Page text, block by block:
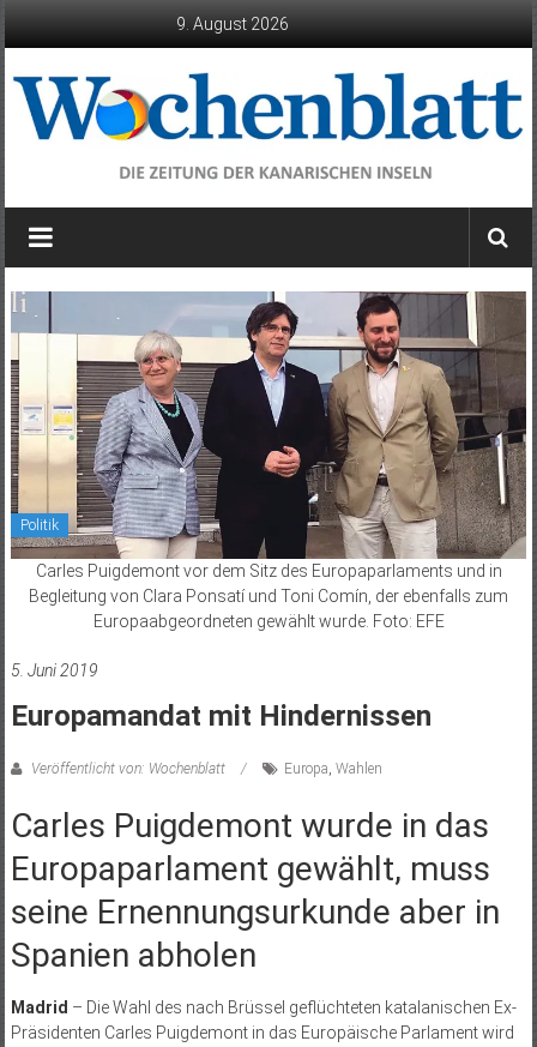
9. August 2026
Wochenblatt
die
der
Kanarischen
Inseln
Politik
Carles Puigdemont vor dem Sitz des Europaparlaments und in
Begleitung von Clara Ponsatí und Toni Comín, der ebenfalls zum
Europaabgeordneten gewählt wurde. Foto: EFE
5. Juni 2019
Europamandat mit Hindernissen
Veröffentlicht von: Wochenblatt Europa, Wahlen
Carles Puigdemont wurde in das
Europaparlament gewählt, muss
seine Ernennungsurkunde aber in
Spanien abholen
Madrid – Die Wahl des nach Brüssel geflüchteten katalanischen Ex-
Präsidenten Carles Puigdemont in das Europäische Parlament wird